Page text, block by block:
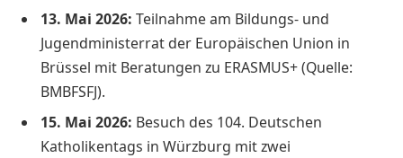
13. Mai 2026: Teilnahme am Bildungs- und
Jugendministerrat der Europäischen Union in
Brüssel mit Beratungen zu ERASMUS+ (Quelle:
BMBFSFJ).
15. Mai 2026: Besuch des 104. Deutschen
Katholikentags in Würzburg mit zwei